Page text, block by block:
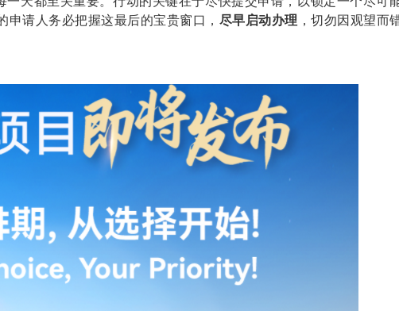
申请人务必把握这最后的宝贵窗口， 尽早启动办理 ，切勿因观望而